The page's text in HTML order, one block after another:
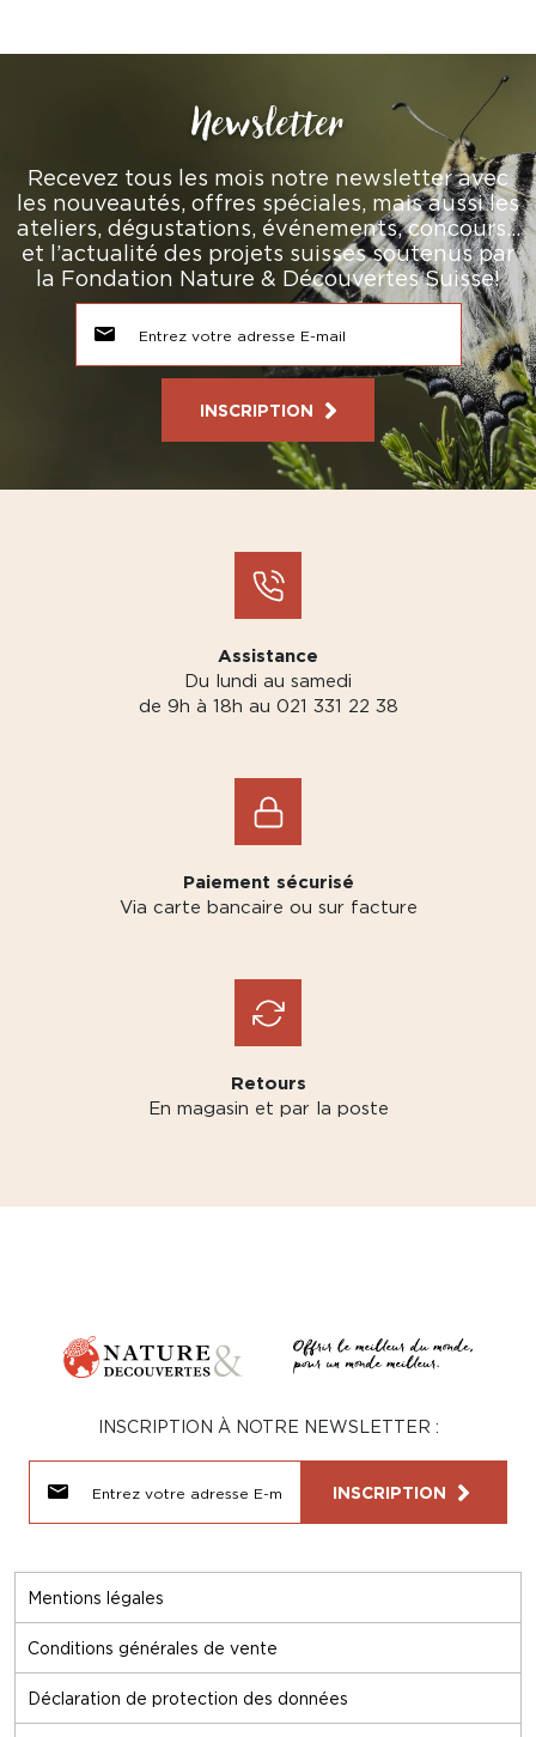
Newsletter
Recevez tous les mois notre newsletter avec
les nouveautés, offres spéciales, mais aussi les
ateliers, dégustations, événements, concours…
et l’actualité des projets suisses soutenus par
la Fondation Nature & Découvertes Suisse!
INSCRIPTION
Assistance
Du lundi au samedi
de 9h à 18h au 021 331 22 38
Paiement sécurisé
Via carte bancaire ou sur facture
Retours
En magasin et par la poste
Mentions légales
Conditions générales de vente
Déclaration de protection des données
INSCRIPTION À NOTRE NEWSLETTER :
INSCRIPTION